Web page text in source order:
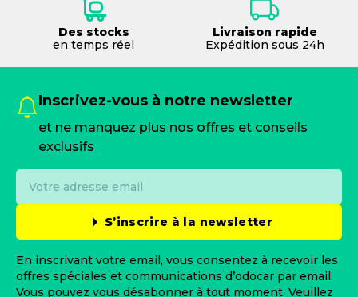
Des stocks
en temps réel
Livraison rapide
Expédition sous 24h
Inscrivez-vous à notre newsletter
et ne manquez plus nos offres et conseils
exclusifs
S’inscrire à la newsletter
En inscrivant votre email, vous consentez à recevoir les
offres spéciales et communications d’odocar par email.
Vous pouvez vous désabonner à tout moment. Veuillez